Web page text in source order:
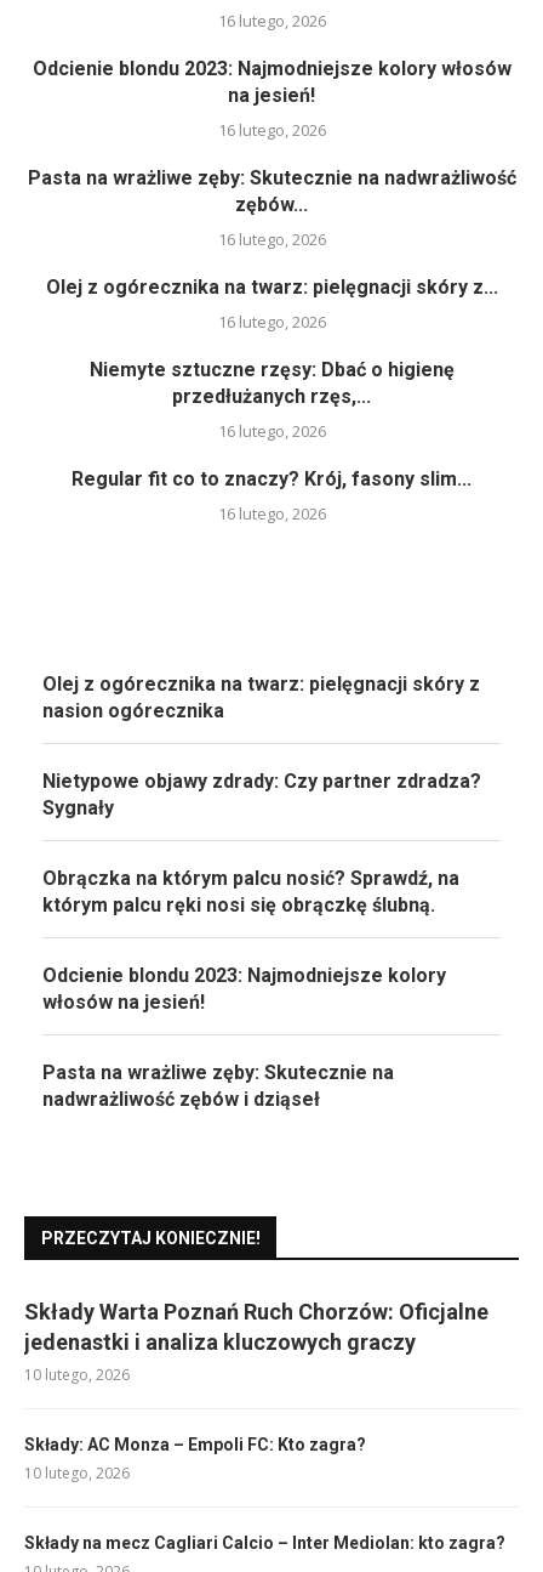
16 lutego, 2026
Odcienie blondu 2023: Najmodniejsze kolory włosów
na jesień!
16 lutego, 2026
Pasta na wrażliwe zęby: Skutecznie na nadwrażliwość
zębów...
16 lutego, 2026
Olej z ogórecznika na twarz: pielęgnacji skóry z...
16 lutego, 2026
Niemyte sztuczne rzęsy: Dbać o higienę
przedłużanych rzęs,...
16 lutego, 2026
Regular fit co to znaczy? Krój, fasony slim...
16 lutego, 2026
Olej z ogórecznika na twarz: pielęgnacji skóry z
nasion ogórecznika
Nietypowe objawy zdrady: Czy partner zdradza?
Sygnały
Obrączka na którym palcu nosić? Sprawdź, na
którym palcu ręki nosi się obrączkę ślubną.
Odcienie blondu 2023: Najmodniejsze kolory
włosów na jesień!
Pasta na wrażliwe zęby: Skutecznie na
nadwrażliwość zębów i dziąseł
PRZECZYTAJ KONIECZNIE!
Składy Warta Poznań Ruch Chorzów: Oficjalne
jedenastki i analiza kluczowych graczy
10 lutego, 2026
Składy: AC Monza – Empoli FC: Kto zagra?
10 lutego, 2026
Składy na mecz Cagliari Calcio – Inter Mediolan: kto zagra?